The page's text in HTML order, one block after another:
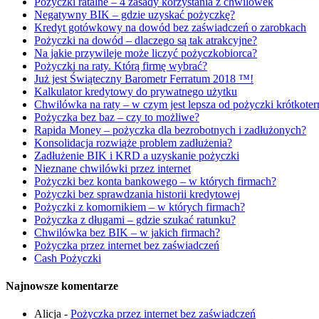
Negatywny BIK – gdzie uzyskać pożyczkę?
Kredyt gotówkowy na dowód bez zaświadczeń o zarobkach
Pożyczki na dowód – dlaczego są tak atrakcyjne?
Na jakie przywileje może liczyć pożyczkobiorca?
Pożyczki na raty. Którą firmę wybrać?
Już jest Świąteczny Barometr Ferratum 2018 ™!
Kalkulator kredytowy do prywatnego użytku
Chwilówka na raty – w czym jest lepsza od pożyczki
Pożyczka bez baz – czy to możliwe?
Rapida Money – pożyczka dla bezrobotnych i zadłużonych?
Konsolidacja rozwiąże problem zadłużenia?
Zadłużenie BIK i KRD a uzyskanie pożyczki
Nieznane chwilówki przez internet
Pożyczki bez konta bankowego – w których firmach?
Pożyczki bez sprawdzania historii kredytowej
Pożyczki z komornikiem – w których firmach?
Pożyczka z długami – gdzie szukać ratunku?
Chwilówka bez BIK – w jakich firmach?
Pożyczka przez internet bez zaświadczeń
Cash Pożyczki
Najnowsze komentarze
Alicja - Pożyczka przez internet bez zaświadczeń